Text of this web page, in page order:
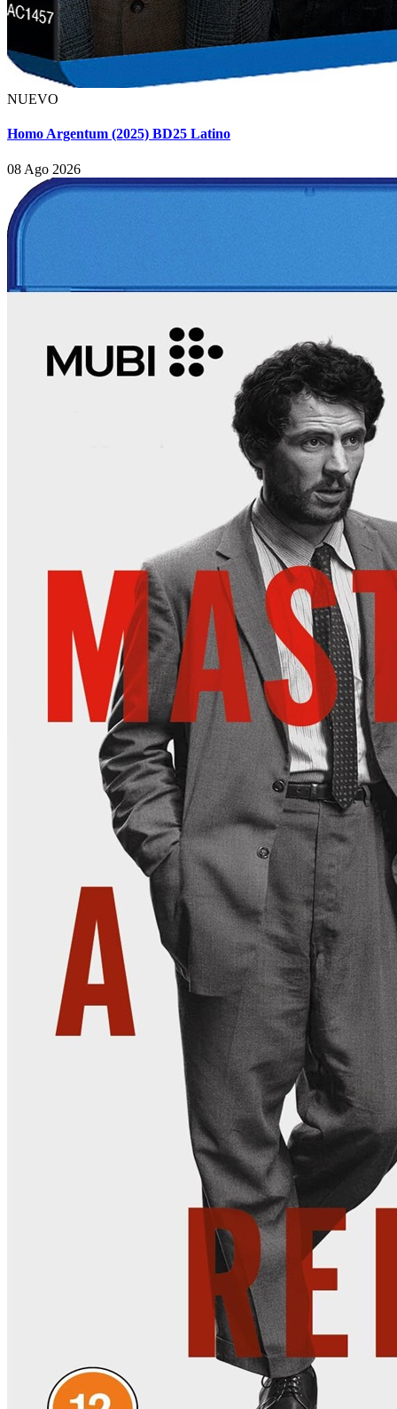
NUEVO
Homo Argentum (2025) BD25 Latino
08 Ago 2026